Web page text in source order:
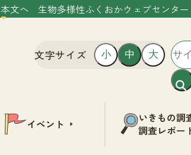
本文へ 生物多様性ふくおかウェブセンター
文字サイズ 小 中 大
イベント
いきもの調
調査レポー